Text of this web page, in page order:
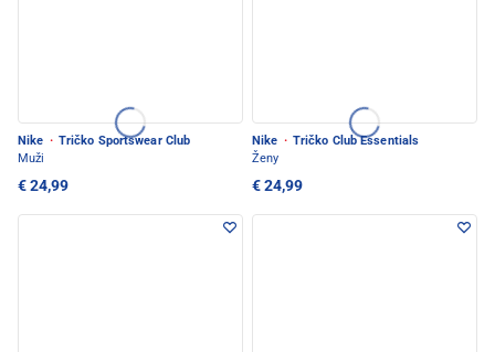
Nike · Tričko Sportswear Club
Muži
€ 24,99
Nike · Tričko Club Essentials
Ženy
€ 24,99